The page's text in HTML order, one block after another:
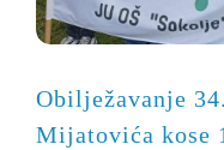
Obilježavanje
Mijatovića kose